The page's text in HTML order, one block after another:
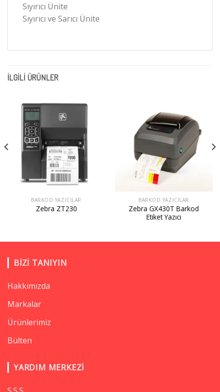
Sıyırıcı Ünite
Sıyırıcı ve Sarıcı Ünite
İLGILI ÜRÜNLER
BARKOD YAZICILAR
Zebra ZT230
BARKOD YAZICILAR
Zebra GX430T Barkod
Etiket Yazıcı
BIZI TANIYIN
Hakkımızda
Markalar
Ürünlerimiz
Bülten
YARDIM MERKEZI